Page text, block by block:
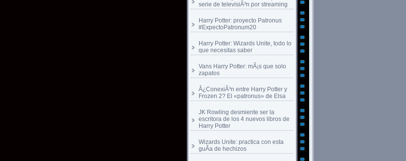
serie de televisiÃ³n por streaming
Harry Potter: proyecto Patronus
#ExpectoPatronum20
Harry Potter: Wizards Unite, todo lo
que necesitas saber
Vans Harry Potter: mÃ¡s que solo
zapatos
Â¿ConexiÃ³n entre Harry Potter y
Frozen 2? El «patronus» de Elsa
JK Rowling desmiente ser la
escritora de los 4 nuevos libros de
Harry Potter
Wizards Unite: practica con esta
guÃ­a de hechizos